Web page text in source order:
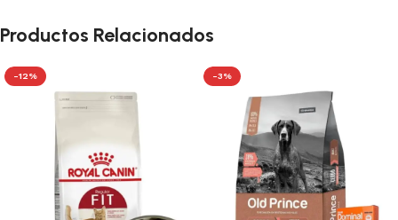
Productos Relacionados
-12% -3%